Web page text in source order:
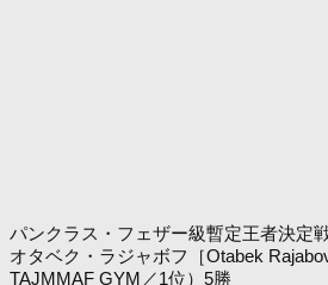
パンクラス・フェザー級暫定王者決定
オタベク・ラジャボフ［Otabek
TAJMMAF GYM／1位）5勝